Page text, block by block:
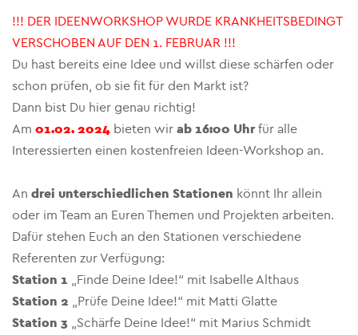
!!! DER IDEENWORKSHOP WURDE KRANKHEITSBEDINGT
VERSCHOBEN AUF DEN 1. FEBRUAR !!!
Du hast bereits eine Idee und willst diese schärfen oder
schon prüfen, ob sie fit für den Markt ist?
Dann bist Du hier genau richtig!
Am 01.02. 2024 bieten wir ab 16:00 Uhrfür alle
Interessierten einen kostenfreien Ideen-Workshop an.
An drei unterschiedlichen Stationen könnt Ihr allein
oder im Team an Euren Themen und Projekten arbeiten.
Dafür stehen Euch an den Stationen verschiedene
Referenten zur Verfügung:
Station 1 „Finde Deine Idee!“ mit Isabelle Althaus
Station 2 „Prüfe Deine Idee!“ mit Matti Glatte
Station 3 „Schärfe Deine Idee!“ mit Marius Schmidt